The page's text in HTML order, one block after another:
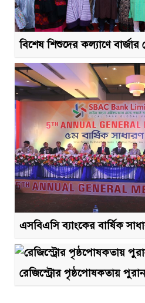
বিশেষ শিশুদের কল্যাণে বার্জার
এসবিএসি ব্যাংকের বার্ষিক
রেজিস্ট্রোর পৃষ্ঠপোষকতায়